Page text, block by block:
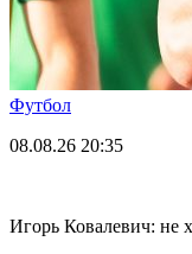
Футбол
08.08.26 20:35
Игорь Ковалевич: не